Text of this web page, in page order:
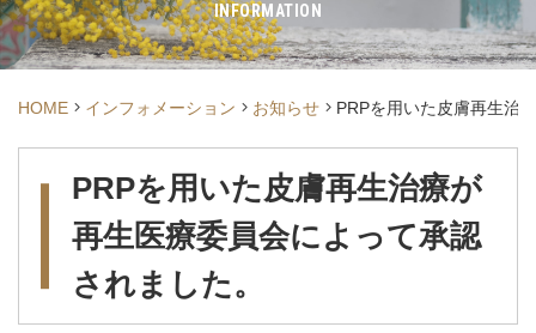
INFORMATION
HOME インフォメーション お知らせ PRPを用いた皮膚再生治
PRPを用いた皮膚再生治療が
再生医療委員会によって承認
されました。